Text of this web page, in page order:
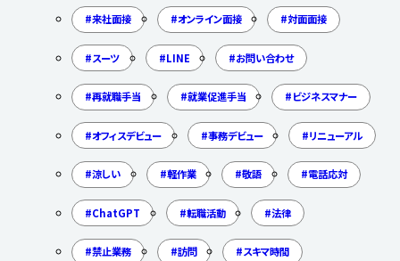
来社面接 オンライン面接 対面面接
スーツ LINE お問い合わせ
再就職手当 就業促進手当 ビジネスマナー
オフィスデビュー 事務デビュー リニューアル
涼しい 軽作業 敬語 電話応対
ChatGPT 転職活動 法律
禁止業務 訪問 スキマ時間